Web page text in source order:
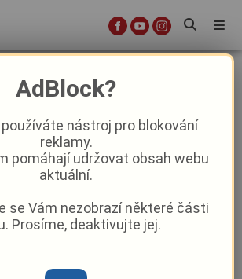
mohou oddychnout:
vrací na křižovatku U
dokončilo opravu trati
Z Plzně
1. 8. 2025|15:45
AdBlock?
používáte nástroj pro blokování
reklamy.
pomáhají udržovat obsah webu
aktuální.
se Vám nezobrazí některé části
Prosíme, deaktivujte jej.